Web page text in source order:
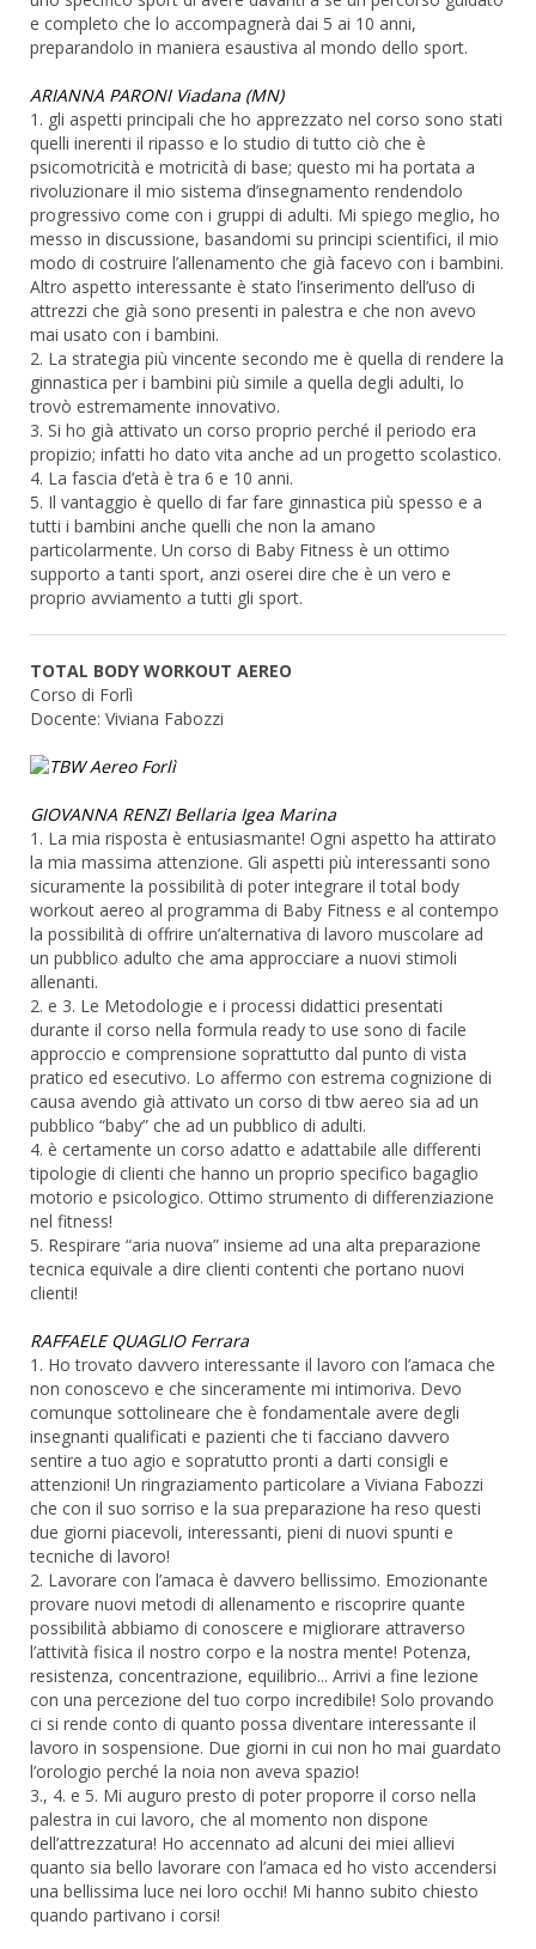
e completo che lo accompagnerà dai 5 ai 10 anni,
preparandolo in maniera esaustiva al mondo dello sport.
ARIANNA PARONI Viadana (MN)
1. gli aspetti principali che ho apprezzato nel corso sono stati
quelli inerenti il ripasso e lo studio di tutto ciò che è
psicomotricità e motricità di base; questo mi ha portata a
rivoluzionare il mio sistema d’insegnamento rendendolo
progressivo come con i gruppi di adulti. Mi spiego meglio, ho
messo in discussione, basandomi su principi scientifici, il mio
modo di costruire l’allenamento che già facevo con i bambini.
Altro aspetto interessante è stato l’inserimento dell’uso di
attrezzi che già sono presenti in palestra e che non avevo
mai usato con i bambini.
2. La strategia più vincente secondo me è quella di rendere la
ginnastica per i bambini più simile a quella degli adulti, lo
trovò estremamente innovativo.
3. Si ho già attivato un corso proprio perché il periodo era
propizio; infatti ho dato vita anche ad un progetto scolastico.
4. La fascia d’età è tra 6 e 10 anni.
5. Il vantaggio è quello di far fare ginnastica più spesso e a
tutti i bambini anche quelli che non la amano
particolarmente. Un corso di Baby Fitness è un ottimo
supporto a tanti sport, anzi oserei dire che è un vero e
proprio avviamento a tutti gli sport.
TOTAL BODY WORKOUT AEREO
Corso di Forlì
Docente: Viviana Fabozzi
GIOVANNA RENZI Bellaria Igea Marina
1. La mia risposta è entusiasmante! Ogni aspetto ha attirato
la mia massima attenzione. Gli aspetti più interessanti sono
sicuramente la possibilità di poter integrare il total body
workout aereo al programma di Baby Fitness e al contempo
la possibilità di offrire un’alternativa di lavoro muscolare ad
un pubblico adulto che ama approcciare a nuovi stimoli
allenanti.
2. e 3. Le Metodologie e i processi didattici presentati
durante il corso nella formula ready to use sono di facile
approccio e comprensione soprattutto dal punto di vista
pratico ed esecutivo. Lo affermo con estrema cognizione di
causa avendo già attivato un corso di tbw aereo sia ad un
pubblico “baby” che ad un pubblico di adulti.
4. è certamente un corso adatto e adattabile alle differenti
tipologie di clienti che hanno un proprio specifico bagaglio
motorio e psicologico. Ottimo strumento di differenziazione
nel fitness!
5. Respirare “aria nuova” insieme ad una alta preparazione
tecnica equivale a dire clienti contenti che portano nuovi
clienti!
RAFFAELE QUAGLIO Ferrara
1. Ho trovato davvero interessante il lavoro con l’amaca che
non conoscevo e che sinceramente mi intimoriva. Devo
comunque sottolineare che è fondamentale avere degli
insegnanti qualificati e pazienti che ti facciano davvero
sentire a tuo agio e sopratutto pronti a darti consigli e
attenzioni! Un ringraziamento particolare a Viviana Fabozzi
che con il suo sorriso e la sua preparazione ha reso questi
due giorni piacevoli, interessanti, pieni di nuovi spunti e
tecniche di lavoro!
2. Lavorare con l’amaca è davvero bellissimo. Emozionante
provare nuovi metodi di allenamento e riscoprire quante
possibilità abbiamo di conoscere e migliorare attraverso
l’attività fisica il nostro corpo e la nostra mente! Potenza,
resistenza, concentrazione, equilibrio... Arrivi a fine lezione
con una percezione del tuo corpo incredibile! Solo provando
ci si rende conto di quanto possa diventare interessante il
lavoro in sospensione. Due giorni in cui non ho mai guardato
l’orologio perché la noia non aveva spazio!
3., 4. e 5. Mi auguro presto di poter proporre il corso nella
palestra in cui lavoro, che al momento non dispone
dell’attrezzatura! Ho accennato ad alcuni dei miei allievi
quanto sia bello lavorare con l’amaca ed ho visto accendersi
una bellissima luce nei loro occhi! Mi hanno subito chiesto
quando partivano i corsi!